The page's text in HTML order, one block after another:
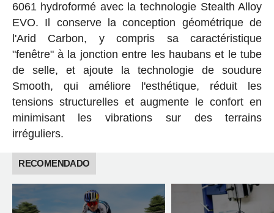
6061 hydroformé avec la technologie Stealth Alloy
EVO. Il conserve la conception géométrique de
l'Arid Carbon, y compris sa caractéristique
"fenêtre" à la jonction entre les haubans et le tube
de selle, et ajoute la technologie de soudure
Smooth, qui améliore l'esthétique, réduit les
tensions structurelles et augmente le confort en
minimisant les vibrations sur des terrains
irréguliers.
RECOMENDADO